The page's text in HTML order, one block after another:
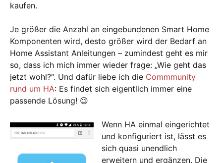
kaufen.
Je größer die Anzahl an eingebundenen Smart Home
Komponenten wird, desto größer wird der Bedarf an
Home Assistant Anleitungen – zumindest geht es mir
so, dass ich mich immer wieder frage: „Wie geht das
jetzt wohl?“. Und dafür liebe ich die Commmunity
rund um HA: Es findet sich eigentlich immer eine
passende Lösung! 😉
Wenn HA einmal eingerichtet
und konfiguriert ist, lässt es
sich quasi unendlich
erweitern und ergänzen. Die